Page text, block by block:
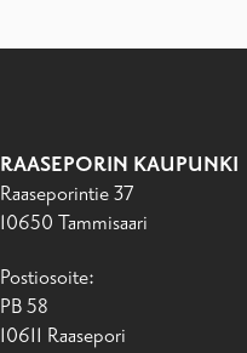
RAASEPORIN KAUPUNKI
Raaseporintie 37
10650 Tammisaari
Postiosoite:
PB 58
10611 Raasepori